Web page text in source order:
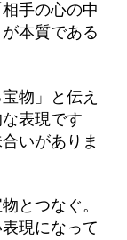
手の心の中
本質である
物」と伝え
表現です
いがありま
とつなぐ。
現になって